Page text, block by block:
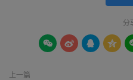
分
   
上一篇